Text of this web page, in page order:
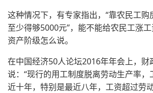
这种情况下，有专家指出，“靠农民工
至少得够5000元”，能不能给农民工涨
资产阶级怎么说。
在中国经济50人论坛2016年年会上，财
说：“现行的用工制度脱离劳动生产率
近十年，特别是最近八年，工资超过劳